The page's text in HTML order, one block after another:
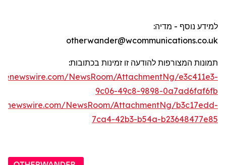
למידע נוסף - מדיה:
otherwander@wcommunications.co.uk
תמונות המצורפות להודעה זו זמינות בכתובות:
NewsRoom/AttachmentNg/e3c411e3-
9c06-49c8-9898-0a7ad6faf6fb
NewsRoom/AttachmentNg/b3c17edd-
7ca4-42b3-b54a-b23648477e85